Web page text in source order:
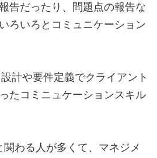
告だったり、問題点の報告な
ろいろとコミュニケーション
設計や要件定義でクライアント
たコミニュケーションスキル
わる人が多くて、マネジメ